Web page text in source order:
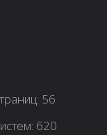
56
620